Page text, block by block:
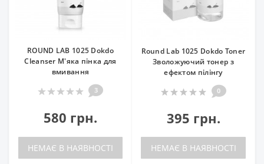
ROUND LAB 1025 Dokdo
Cleanser М'яка пінка для
вмивання
3
580 грн.
НЕМАЄ В НАЯВНОСТІ
Round Lab 1025 Dokdo Toner
Зволожуючий тонер з
ефектом пілінгу
0
395 грн.
НЕМАЄ В НАЯВНОСТІ